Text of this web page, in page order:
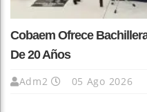
Cobaem Ofrece
De 20 Años
Adm2 05 Ago 2026